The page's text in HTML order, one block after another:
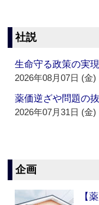
社説
生命守る政策の実
2026年08月07日 (金)
薬価逆ざや問題の
2026年07月31日 (金)
企画
【